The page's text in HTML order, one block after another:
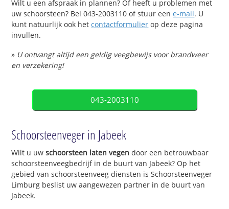
Wilt u een afspraak in plannen? Of heeft u problemen met
uw schoorsteen? Bel 043-2003110 of stuur eene-mail. U
kunt natuurlijk ook hetcontactformulier op deze pagina
invullen.
» U ontvangt altijd een geldig veegbewijs voor brandweer
en verzekering!
043-2003110
Schoorsteenveger in Jabeek
Wilt u uwschoorsteen laten vegen door een betrouwbaar
schoorsteenveegbedrijf in de buurt van Jabeek? Op het
gebied van schoorsteenveeg diensten is Schoorsteenveger
Limburg beslist uw aangewezen partner in de buurt van
Jabeek.